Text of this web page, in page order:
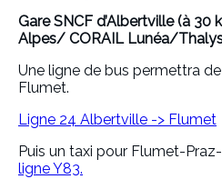
Gare SNCF d’Albertville (à
Alpes/ CORAIL Lunéa/
Une ligne de bus permettra
Flumet.
Ligne 24 Albertville -> Flumet
Puis un taxi pour Flumet-
ligne Y83.